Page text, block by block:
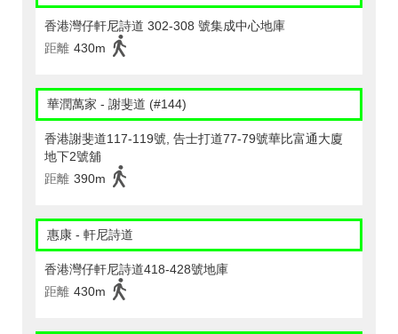
香港灣仔軒尼詩道 302-308 號集成中心地庫
距離 430m
華潤萬家 - 謝斐道 (#144)
香港謝斐道117-119號, 告士打道77-79號華比富通大廈
地下2號舖
距離 390m
惠康 - 軒尼詩道
香港灣仔軒尼詩道418-428號地庫
距離 430m